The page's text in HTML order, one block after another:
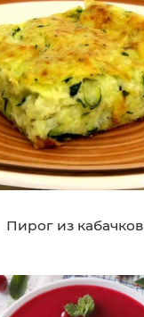
Пирог из кабачков